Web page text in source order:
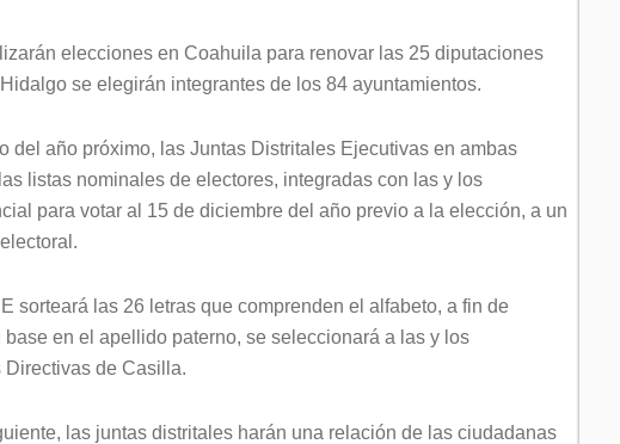
elecciones en Coahuila para renovar las 25 diputaciones
se elegirán integrantes de los 84 ayuntamientos.
del año próximo, las Juntas Distritales Ejecutivas en ambas
listas nominales de electores, integradas con las y los
para votar al 15 de diciembre del año previo a la elección, a un
sorteará las 26 letras que comprenden el alfabeto, a fin de
en el apellido paterno, se seleccionará a las y los
de Casilla.
las juntas distritales harán una relación de las ciudadanas